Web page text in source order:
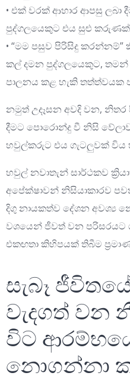
• එක් වරක් ආහාර ආපසු
පුද්ගලයෙකුට එය සුළු කරුණක්
• “මම පසුව පිරිසිදු
කල් දමන පුද්ගලයෙකුට,
පාලනය කළ හැකි තත්ත්වයක
නමුත් උදෑසන අවදි වන,
දීමට පොරොන්දු වී නිසි
හවුල්කරුට එය ගැටලුවක් විය
හවුල් නවාතැන් සාර්ථකව
අපේක්ෂාවන් නිසියාකාරව
දිගු නායකත්ව දේශන අවශ්‍ය
වශයෙන් ජීවත් වන පරිසරයට
එකඟතා කිහිපයක් තිබීම
සැබෑ
වැදගත්
විට
නොගන්නා